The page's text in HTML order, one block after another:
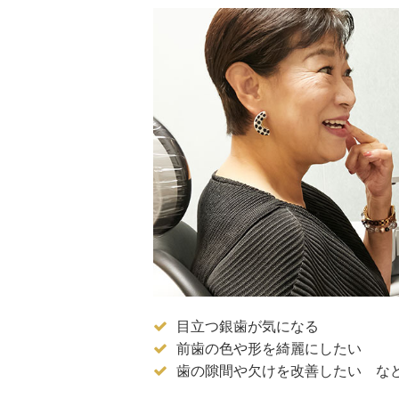
目立つ銀歯が気になる
前歯の色や形を綺麗にしたい
歯の隙間や欠けを改善したい な